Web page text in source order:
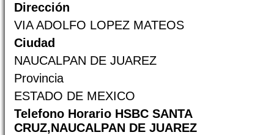
Dirección
VIA ADOLFO LOPEZ MATEOS
Ciudad
NAUCALPAN DE JUAREZ
Provincia
ESTADO DE MEXICO
Telefono Horario HSBC SANTA
CRUZ,NAUCALPAN DE JUAREZ